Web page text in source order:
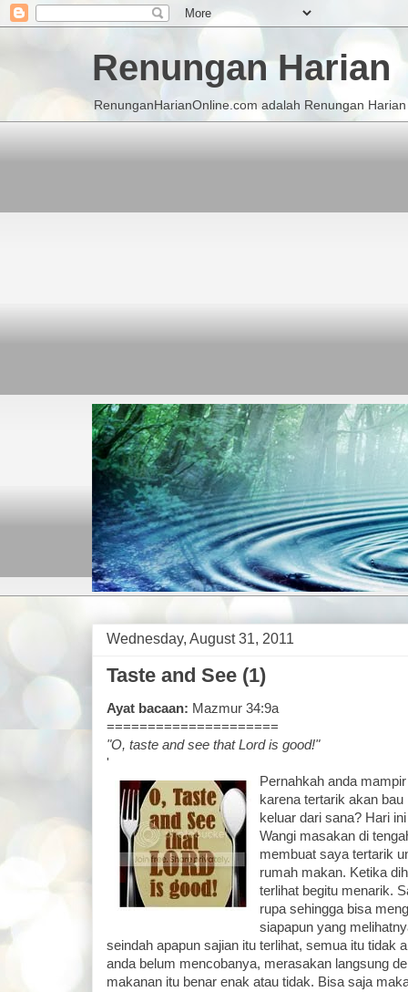
Renungan Harian
RenunganHarianOnline.com adalah Renungan
Wednesday, August 31, 2011
Taste and See (1)
Ayat bacaan: Mazmur 34:9a
=====================
"O, taste and see that Lord is good!"
'
Pernahkah anda
karena tertarik akan
keluar dari sana? Hari
Wangi masakan di
membuat saya tertarik
rumah makan. Ketika
terlihat begitu menarik.
rupa sehingga bisa
siapapun yang
seindah apapun sajian itu terlihat, semua itu tidak
anda belum mencobanya, merasakan langsung
makanan itu benar enak atau tidak. Bisa saja